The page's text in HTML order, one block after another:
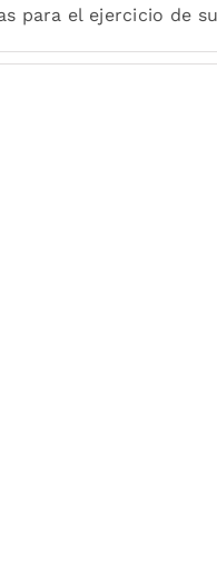
para el ejercicio de